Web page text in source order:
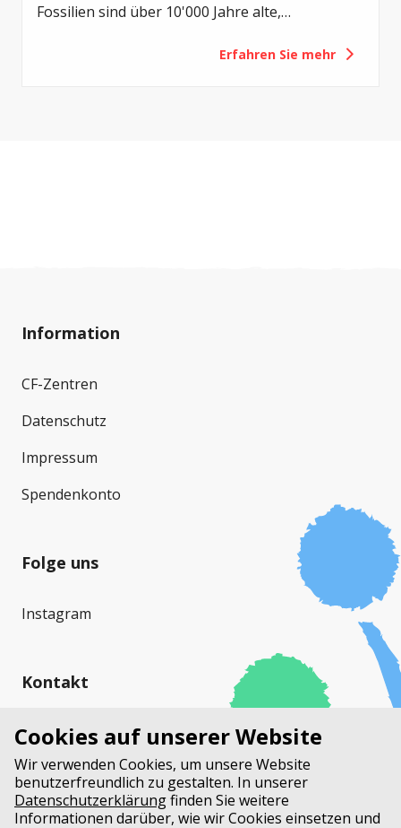
Fossilien sind über 10'000 Jahre alte,
Lebewesen aus vergangenen Erdzeitaltern.
Erfahren Sie mehr
Information
CF-Zentren
Datenschutz
Impressum
Spendenkonto
Folge uns
Instagram
Kontakt
Cystische Fibrose Schweiz (CFS)
Stauffacherstrasse 17a
Postfach
3014 Bern
Cookies auf unserer Website
Wir verwenden Cookies, um unsere Website
benutzerfreundlich zu gestalten. In unserer
Datenschutzerklärungfinden Sie weitere
Informationen darüber, wie wir Cookies einsetzen und